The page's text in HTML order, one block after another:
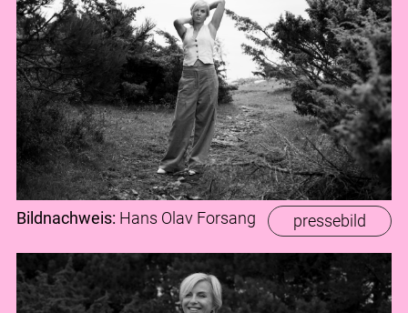
pressebild
Bildnachweis: Hans Olav Forsang